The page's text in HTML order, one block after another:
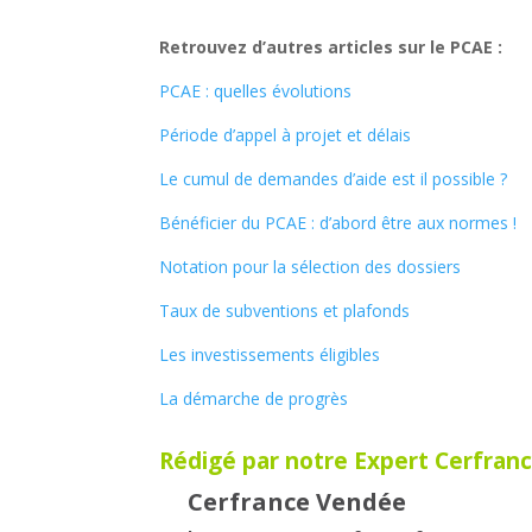
Retrouvez d’autres articles sur le PCAE :
PCAE : quelles évolutions
Période d’appel à projet et délais
Le cumul de demandes d’aide est il possible ?
Bénéficier du PCAE : d’abord être aux normes !
Notation pour la sélection des dossiers
Taux de subventions et plafonds
Les investissements éligibles
La démarche de progrès
Rédigé par notre Expert
Cerfrance Vendée